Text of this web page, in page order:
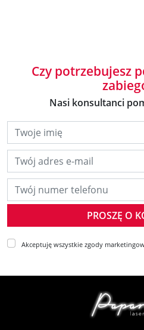
Czy potrzebujesz
Nasi konsultanci
Twoje imię
Twój adres e-mail
Twój numer telefonu
Akceptuję wszystkie zgody